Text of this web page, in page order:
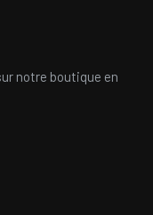
notre boutique en